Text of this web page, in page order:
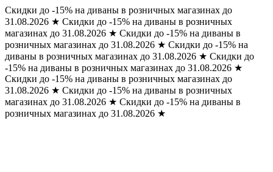
Скидки до -15% на диваны в розничных магазинах до
31.08.2026 ★ Скидки до -15% на диваны в розничных
магазинах до 31.08.2026 ★ Скидки до -15% на диваны в
розничных магазинах до 31.08.2026 ★ Скидки до -15% на
диваны в розничных магазинах до 31.08.2026 ★ Скидки до
-15% на диваны в розничных магазинах до 31.08.2026 ★
Скидки до -15% на диваны в розничных магазинах до
31.08.2026 ★ Скидки до -15% на диваны в розничных
магазинах до 31.08.2026 ★ Скидки до -15% на диваны в
розничных магазинах до 31.08.2026 ★